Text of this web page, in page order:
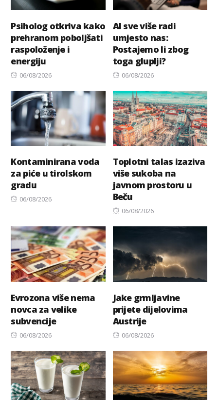
Psiholog otkriva kako
prehranom poboljšati
raspoloženje i
energiju
Posted
06/08/2026
AI sve više radi
umjesto nas:
Postajemo li zbog
toga gluplji?
Posted
06/08/2026
Kontaminirana voda
za piće u tirolskom
gradu
Posted
06/08/2026
Toplotni talas izaziva
više sukoba na
javnom prostoru u
Beču
Posted
06/08/2026
Evrozona više nema
novca za velike
subvencije
Posted
06/08/2026
Jake grmljavine
prijete dijelovima
Austrije
Posted
06/08/2026